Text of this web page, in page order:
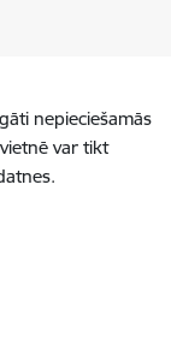
nepieciešamās
var tikt